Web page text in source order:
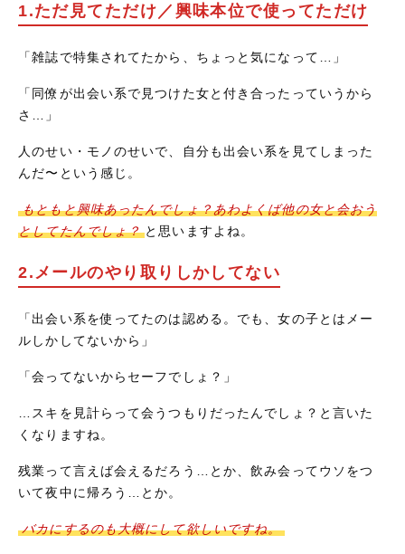
1.ただ見てただけ／興味本位で使ってただけ
「雑誌で特集されてたから、ちょっと気になって…」
「同僚が出会い系で見つけた女と付き合ったっていうから
さ…」
人のせい・モノのせいで、自分も出会い系を見てしまった
んだ〜という感じ。
もともと興味あったんでしょ？あわよくば他の女と会おう
としてたんでしょ？ と思いますよね。
2.メールのやり取りしかしてない
「出会い系を使ってたのは認める。でも、女の子とはメー
ルしかしてないから」
「会ってないからセーフでしょ？」
…スキを見計らって会うつもりだったんでしょ？と言いた
くなりますね。
残業って言えば会えるだろう…とか、飲み会ってウソをつ
いて夜中に帰ろう…とか。
バカにするのも大概にして欲しいですね。